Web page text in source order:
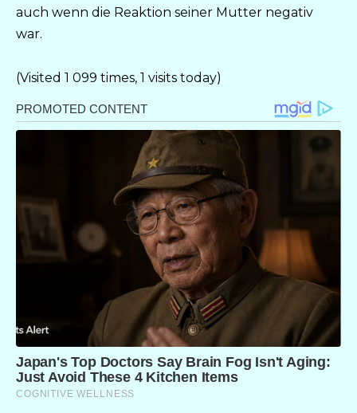
auch wenn die Reaktion seiner Mutter negativ
war.
(Visited 1 099 times, 1 visits today)